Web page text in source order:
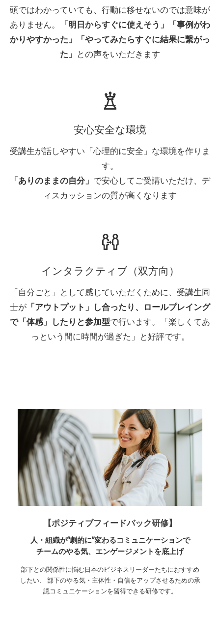
頭ではわかっていても、行動に移せないのでは意味が
ありません。
「明日からすぐに使えそう」「事例がわ
かりやすかった」「やってみたらすぐに結果に繋がっ
た」 との声をいただきます
安心安全な環境
受講生が話しやすい「心理的に安全」な環境を作りま
す。
「ありのままの自分」 で安心してご受講いただけ、デ
ィスカッションの質が高くなります
インタラクティブ（双方向）
「自分ごと」として感じていただくために、受講生同
士が 「アウトプット」し合ったり、ロールプレイング
で「体感」したりと参加型で行います。「楽しくてあ
っという間に時間が過ぎた」と好評です。
【ポジティブフィードバック研修】
人・組織が“劇的に”変わるコミュニケーションで
チームのやる気、エンゲージメントを底上げ
部下との関係性に悩む日本のビジネスリーダーたちにおすすめ
したい、 部下のやる気・主体性・自信をアップさせるための承
認コミュニケーションを習得できる研修です。